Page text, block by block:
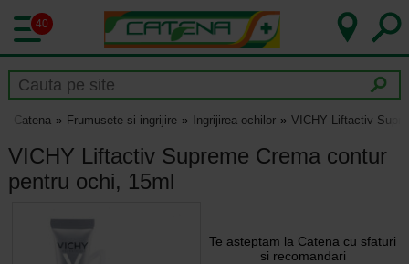
40
Catena Frumusete si ingrijire Ingrijirea ochilor VICHY Liftactiv
VICHY Liftactiv Supreme Crema contur
pentru ochi, 15ml
Te asteptam la Catena cu sfaturi
si recomandari